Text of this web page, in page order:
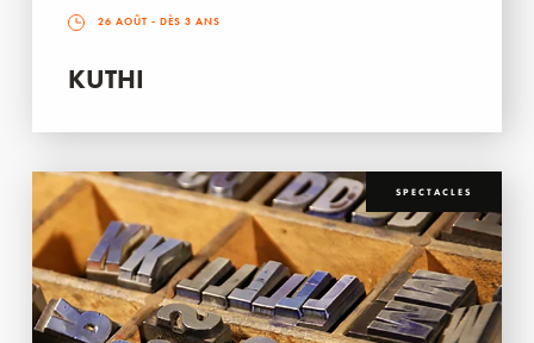
26 AOÛT - DÈS 3 ANS
KUTHI
SPECTACLES